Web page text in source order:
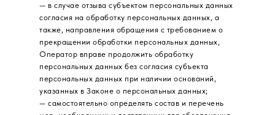
— в случае отзыва субъектом персональных данных
согласия на обработку персональных данных, а
также, направления обращения с требованием о
прекращении обработки персональных данных,
Оператор вправе продолжить обработку
персональных данных без согласия субъекта
персональных данных при наличии оснований,
указанных в Законе о персональных данных;
— самостоятельно определять состав и перечень